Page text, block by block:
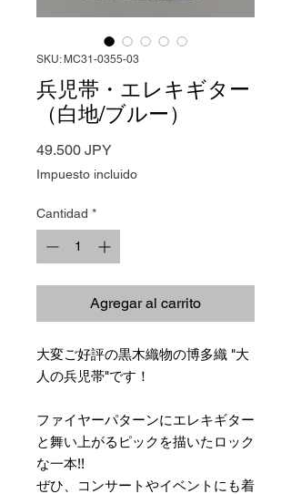
SKU: MC31-0355-03
兵児帯・エレキギター
（白地/ブルー）
49.500 JPYPrecio
Impuesto incluido
Cantidad *
Agregar al carrito
大変ご好評の黒木織物の博多織 "大
人の兵児帯"です！
ファイヤーパターンにエレキギター
と舞い上がるピックを描いたロック
な一本!!
ぜひ、コンサートやイベントにも着